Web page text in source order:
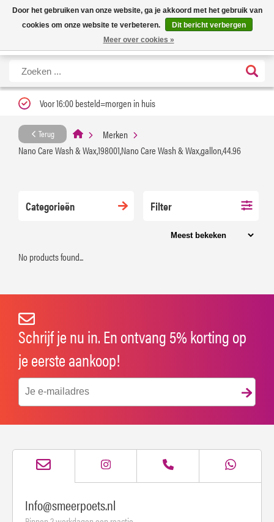
Nieuwe levertijd: 1 tot 3 werkdagen | Nu 25% korting op gehele assortiment
Carfume met kortingscode ''verfrissend''
X
Voor 16:00 besteld=morgen in huis
Terug
Merken
Nano Care Wash & Wax,198001,Nano Care Wash & Wax,gallon,44.96
Categorieën Filter
No products found...
Schrijf je nu in. En ontvang 5% korting op
je eerste aankoop!
Info@smeerpoets.nl
Door het gebruiken van onze website, ga je akkoord met het gebruik van
cookies om onze website te verbeteren.
Dit bericht verbergen
Meer over cookies »